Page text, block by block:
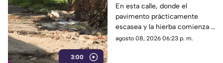
3:00
vialidad y basura por
todas partes
En esta calle, donde el
pavimento prácticamente
escasea y la hierba comienza a
ganar terreno, los vecinos
agosto 08, 2026 06:23 p. m.